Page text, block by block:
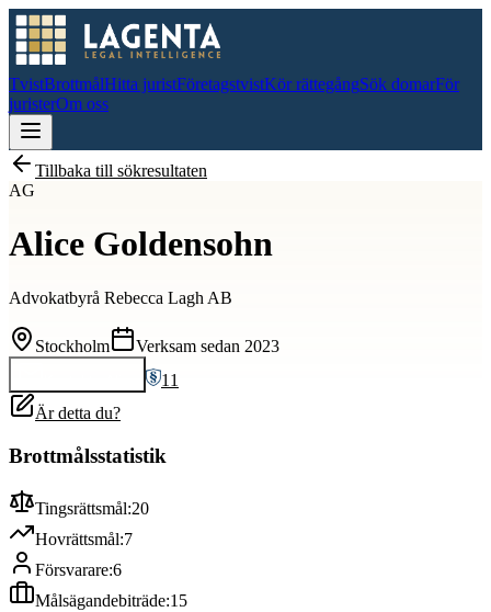
TvistBrottmålHitta juristFöretagstvistKör rättegångSök domarFör
juristerOm oss
Tillbaka till sökresultaten
AG
Alice Goldensohn
Advokatbyrå Rebecca Lagh AB
Stockholm Verksam sedan 2023
11
Är detta du?
Brottmålsstatistik
Tingsrättsmål:20
Hovrättsmål:7
Försvarare:6
Målsägandebiträde:15